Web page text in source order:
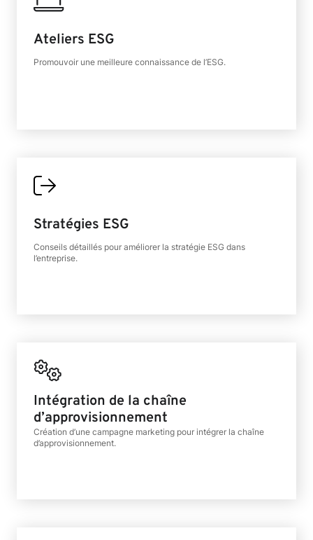
Ateliers ESG
Promouvoir une meilleure connaissance de l’ESG.
Stratégies ESG
Conseils détaillés pour améliorer la stratégie ESG dans
l’entreprise.
Intégration de la chaîne
d’approvisionnement
Création d’une campagne marketing pour intégrer la chaîne
d’approvisionnement.